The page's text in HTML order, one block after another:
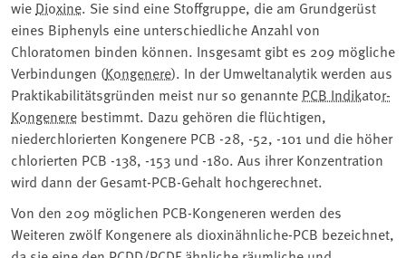
wie Dioxine. Sie sind eine Stoffgruppe, die am Grundgerüst
eines Biphenyls eine unterschiedliche Anzahl von
Chloratomen binden können. Insgesamt gibt es 209 mögliche
Verbindungen (Kongenere). In der Umweltanalytik werden aus
Praktikabilitätsgründen meist nur so genannte PCB Indikator-
Kongenere bestimmt. Dazu gehören die flüchtigen,
niederchlorierten Kongenere PCB -28, -52, -101 und die höher
chlorierten PCB -138, -153 und -180. Aus ihrer Konzentration
wird dann der Gesamt-PCB-Gehalt hochgerechnet.
Von den 209 möglichen PCB-Kongeneren werden des
Weiteren zwölf Kongenere als dioxinähnliche-PCB bezeichnet,